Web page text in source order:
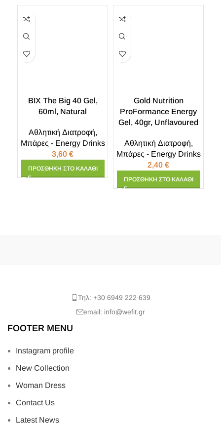
BIX The Big 40 Gel,
60ml, Natural
Αθλητική Διατροφή,
Μπάρες - Energy Drinks
3,60 €
ΠΡΟΣΘΉΚΗ ΣΤΟ ΚΑΛΆΘΙ
Gold Nutrition
ProFormance Energy
Gel, 40gr, Unflavoured
Αθλητική Διατροφή,
Μπάρες - Energy Drinks
2,40 €
ΠΡΟΣΘΉΚΗ ΣΤΟ ΚΑΛΆΘΙ
Τηλ: +30 6949 222 639
email: info@wefit.gr
FOOTER MENU
Instagram profile
New Collection
Woman Dress
Contact Us
Latest News